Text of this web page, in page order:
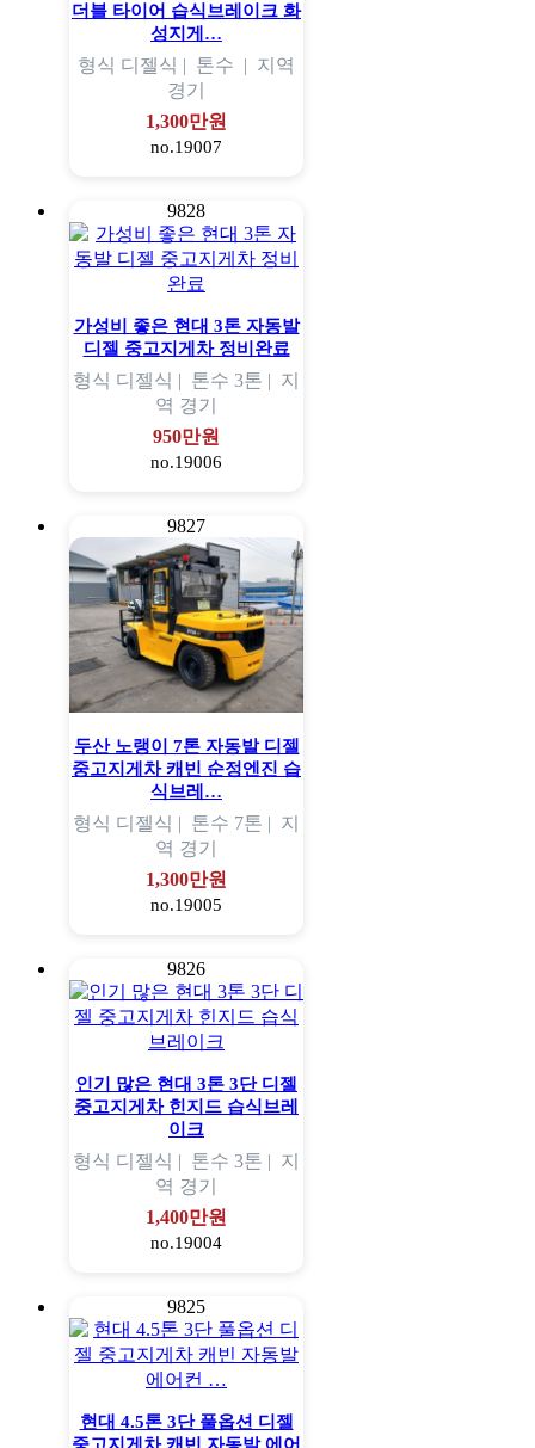
더블 타이어 습식브레이크 화
성지게…
형식 디젤식 | 톤수 | 지역
경기
1,300만원
no.19007
9828
가성비 좋은 현대 3톤 자동발
디젤 중고지게차 정비완료
형식 디젤식 | 톤수 3톤 | 지
역 경기
950만원
no.19006
9827
두산 노랭이 7톤 자동발 디젤
중고지게차 캐빈 순정엔진 습
식브레…
형식 디젤식 | 톤수 7톤 | 지
역 경기
1,300만원
no.19005
9826
인기 많은 현대 3톤 3단 디젤
중고지게차 힌지드 습식브레
이크
형식 디젤식 | 톤수 3톤 | 지
역 경기
1,400만원
no.19004
9825
현대 4.5톤 3단 풀옵션 디젤